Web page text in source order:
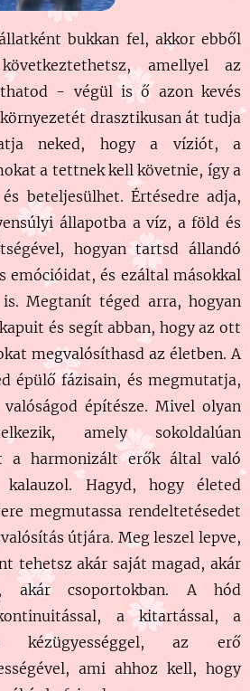
bukkan fel, akkor ebből
amellyel az
- végül is ő azon kevés
drasztikusan át tudja
neked, hogy a víziót, a
a tettnek kell követnie, így a
beteljesülhet. Értésedre adja,
állapotba a víz, a föld és
hogyan tartsd állandó
emócióidat, és ezáltal másokkal
Megtanít téged arra, hogyan
és segít abban, hogy az ott
megvalósíthasd az életben. A
épülő fázisain, és megmutatja,
építésze. Mivel olyan
amely sokoldalúan
a harmonizált erők által való
kalauzol. Hagyd, hogy életed
megmutassa rendeltetésedet
útjára. Meg leszel lepve,
tehetsz akár saját magad, akár
akár csoportokban. A hód
a kitartással, a
kézügyességgel, az erő
ami ahhoz kell, hogy